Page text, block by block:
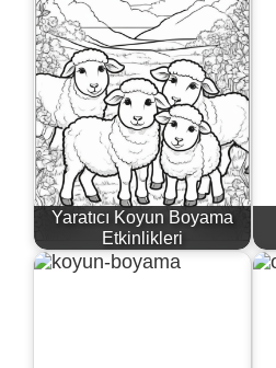
Yaratıcı Koyun Boyama
Etkinlikleri